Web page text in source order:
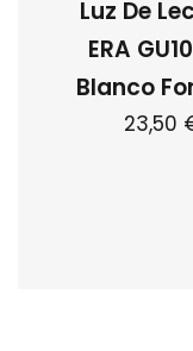
Luz De
ERA
Blanco
23,50